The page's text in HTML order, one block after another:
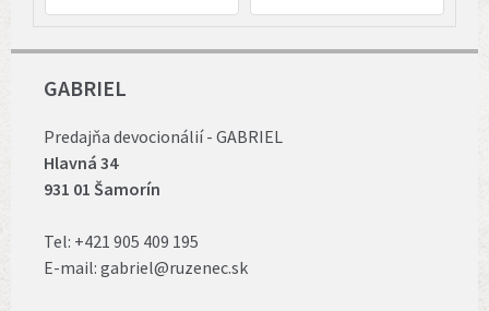
GABRIEL
Predajňa devocionálií - GABRIEL
Hlavná 34
931 01 Šamorín
Tel: +421 905 409 195
E-mail: gabriel@ruzenec.sk